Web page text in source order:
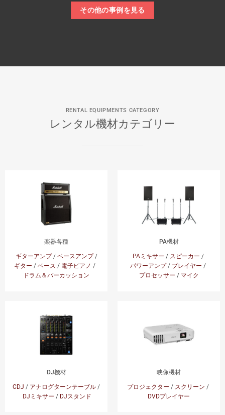
その他の事例を見る
RENTAL EQUIPMENTS CATEGORY
レンタル機材カテゴリー
楽器各種
ギターアンプ/ ベースアンプ/
ギター / ベース / 電子ピアノ /
ドラム＆パーカッション
PA機材
PAミキサー / スピーカー /
パワーアンプ/ プレイヤー /
プロセッサー / マイク
DJ機材
CDJ / アナログターンテーブル /
DJミキサー / DJスタンド
映像機材
プロジェクター / スクリーン /
DVDプレイヤー